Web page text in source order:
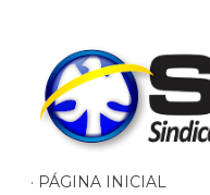
PÁGINA INICIAL